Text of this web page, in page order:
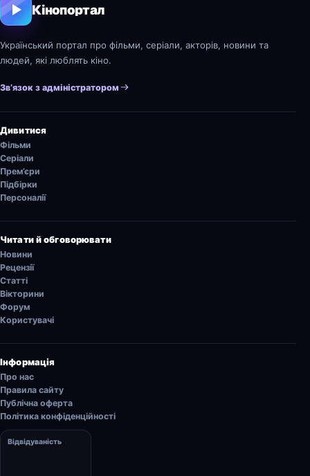
Кінопортал
Український портал про фільми, серіали, акторів, новини та
людей, які люблять кіно.
Зв’язок з адміністратором
Дивитися
Фільми
Серіали
Прем’єри
Підбірки
Персоналії
Читати й обговорювати
Новини
Рецензії
Статті
Вікторини
Форум
Користувачі
Інформація
Про нас
Правила сайту
Публічна оферта
Політика конфіденційності
Відвідуваність